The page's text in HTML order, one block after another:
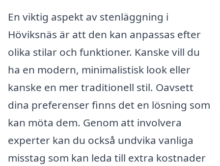
En viktig aspekt av stenläggning i
Höviksnäs är att den kan anpassas efter
olika stilar och funktioner. Kanske vill du
ha en modern, minimalistisk look eller
kanske en mer traditionell stil. Oavsett
dina preferenser finns det en lösning som
kan möta dem. Genom att involvera
experter kan du också undvika vanliga
misstag som kan leda till extra kostnader